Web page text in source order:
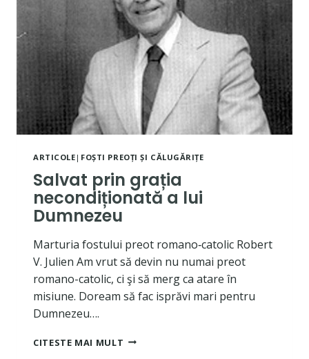
ARTICOLE | FOȘTI PREOȚI ȘI CĂLUGĂRIȚE
Salvat prin grația
necondiționată a lui
Dumnezeu
Marturia fostului preot romano‐catolic Robert
V. Julien Am vrut să devin nu numai preot
romano-catolic, ci şi să merg ca atare în
misiune. Doream să fac isprăvi mari pentru
Dumnezeu….
CITESTE MAI MULT SALVAT